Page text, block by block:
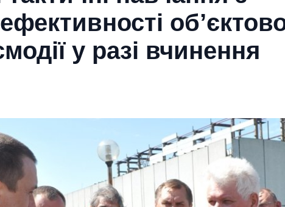
у разі вчинення